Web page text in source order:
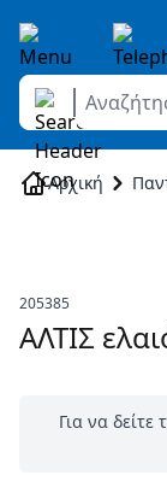
Skip to Content
Αναζήτηση
Αρχική
205385
ΑΛΤΙΣ
Για να δείτε